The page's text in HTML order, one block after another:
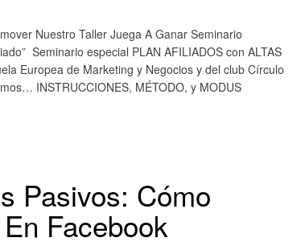
Nuestro Taller Juega A Ganar Seminario
Seminario especial PLAN AFILIADOS con ALTAS
Europea de Marketing y Negocios y del club Círculo
INSTRUCCIONES, MÉTODO, y MODUS
Pasivos: Cómo
Facebook